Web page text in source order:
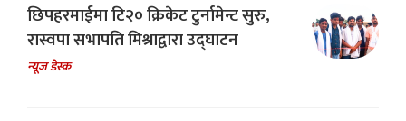
छिपहरमाईमा टि२० क्रिकेट टुर्नामेन्ट सुरु,
रास्वपा सभापति मिश्राद्वारा उद्घाटन
न्यूज डेस्क